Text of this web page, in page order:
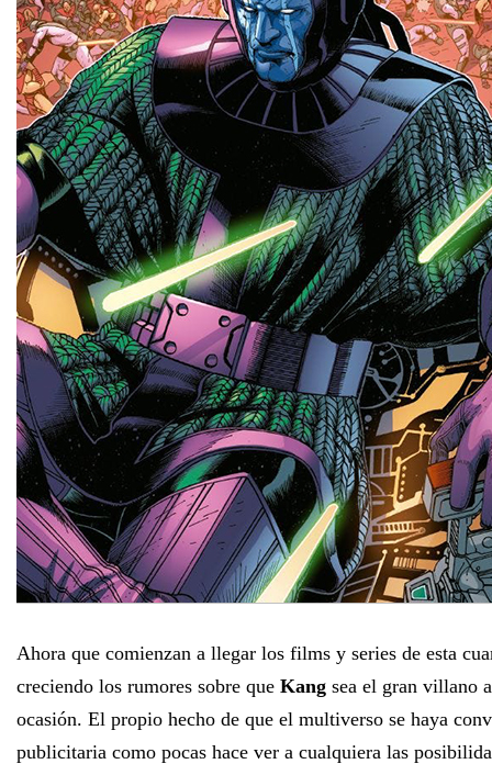
Ahora que comienzan a llegar los films y series de esta
creciendo los rumores sobre que Kang sea el gran villano
ocasión. El propio hecho de que el multiverso se haya
publicitaria como pocas hace ver a cualquiera las